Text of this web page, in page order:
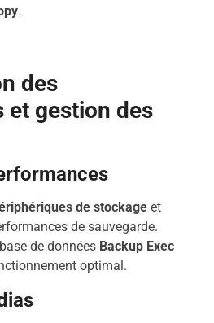
.
des
et gestion des
de stockage et
de sauvegarde.
de données Backup Exec
optimal.